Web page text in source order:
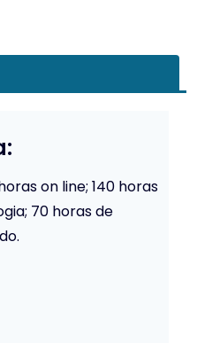
on line; 140 horas
70 horas de